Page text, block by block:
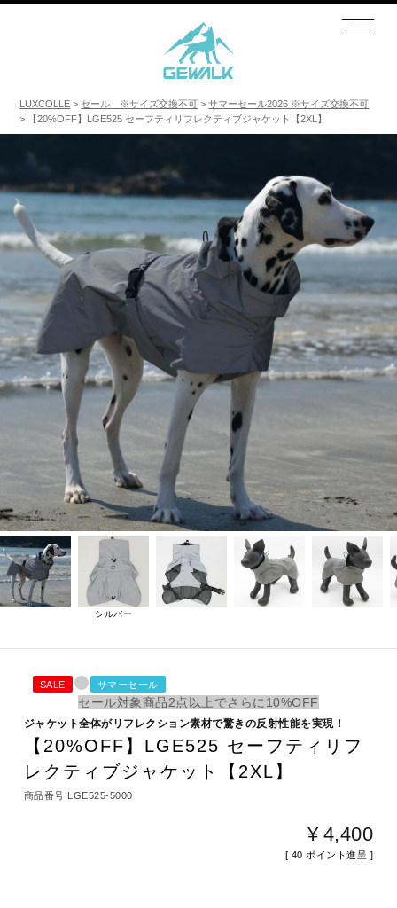
LUXCOLLE セール ※サイズ交換不可
サマーセール2026 ※サイズ交換不可
【20%OFF】LGE525 セーフティリフレクティブジャケット【2XL】
シルバー
SALE サマーセール
セール対象商品2点以上でさらに10%OFF
ジャケット全体がリフレクション素材で驚きの反射性能を実現！
【20%OFF】LGE525 セーフティリフ
レクティブジャケット【2XL】
商品番号 LGE525-5000
¥ 4,400
[ 40 ポイント進呈 ]